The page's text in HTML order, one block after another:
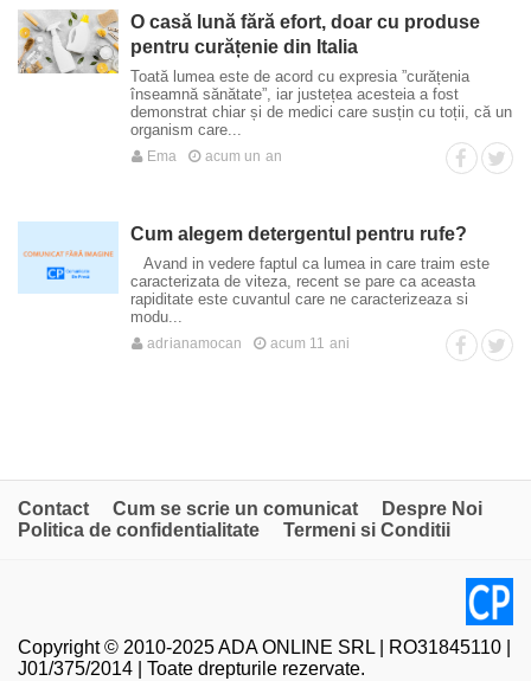
O casă lună fără efort, doar cu produse
pentru curățenie din Italia
Toată lumea este de acord cu expresia ”curățenia
înseamnă sănătate”, iar justețea acesteia a fost
demonstrat chiar și de medici care susțin cu toții, că un
organism care...
Ema acum un an
Cum alegem detergentul pentru rufe?
Avand in vedere faptul ca lumea in care traim este
caracterizata de viteza, recent se pare ca aceasta
rapiditate este cuvantul care ne caracterizeaza si
modu...
adrianamocan acum 11 ani
Contact Cum se scrie un comunicat
Despre Noi
Politica de confidentialitate
Termeni si Conditii
Copyright © 2010-2025 ADA ONLINE SRL | RO31845110 |
J01/375/2014 | Toate drepturile rezervate.